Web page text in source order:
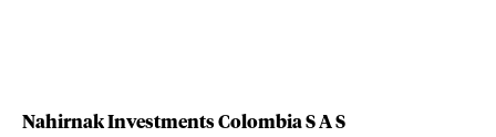
Nahirnak Investments Colombia S A S